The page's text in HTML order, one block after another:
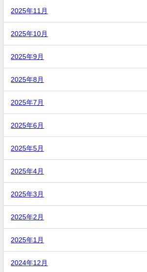
2025年11月
2025年10月
2025年9月
2025年8月
2025年7月
2025年6月
2025年5月
2025年4月
2025年3月
2025年2月
2025年1月
2024年12月